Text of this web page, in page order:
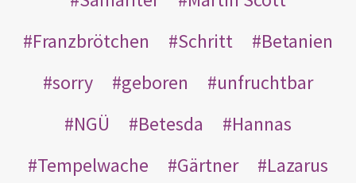
Franzbrötchen
Schritt
Betanien
sorry
geboren
unfruchtbar
NGÜ
Betesda
Hannas
Tempelwache
Gärtner
Lazarus